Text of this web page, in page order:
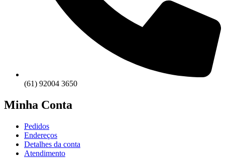
(61) 92004 3650
Minha Conta
Pedidos
Endereços
Detalhes da conta
Atendimento